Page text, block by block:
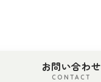
お問い合わせ
CONTACT